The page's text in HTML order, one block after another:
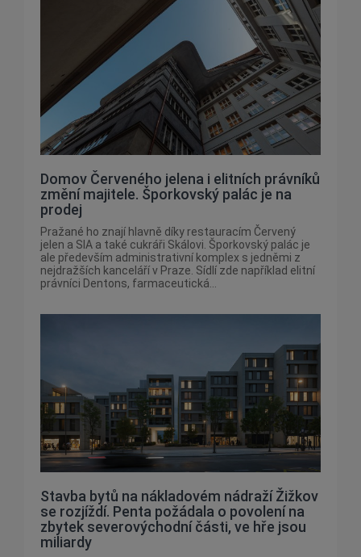
Domov Červeného jelena i elitních právníků
změní majitele. Šporkovský palác je na
prodej
Pražané ho znají hlavně díky restauracím Červený
jelen a SIA a také cukráři Skálovi. Šporkovský palác je
ale především administrativní komplex s jedněmi z
nejdražších kanceláří v Praze. Sídlí zde například elitní
právníci Dentons, farmaceutická...
Stavba bytů na nákladovém nádraží Žižkov
se rozjíždí. Penta požádala o povolení na
zbytek severovýchodní části, ve hře jsou
miliardy